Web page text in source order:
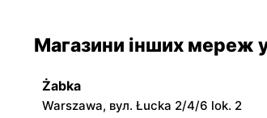
Jadachy, вул. Jadachy 111
moje sklepy
Górki, вул. Górki 71
Магазини інших мереж
Żabka
Warszawa, вул. Łucka 2/4/6 lok. 2